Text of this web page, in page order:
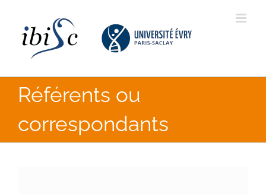
content
Référents ou
correspondants